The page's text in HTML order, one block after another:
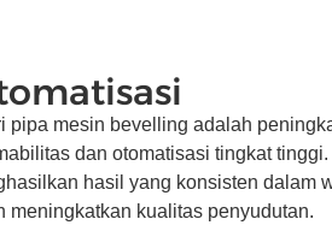
pipa mesin bevelling adalah
dan otomatisasi tingkat
hasil yang konsisten
meningkatkan kualitas penyudutan.